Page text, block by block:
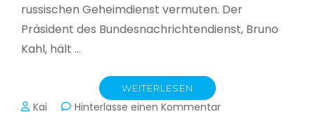
russischen Geheimdienst vermuten. Der
Präsident des Bundesnachrichtendienst, Bruno
Kahl, hält …
WEITERLESEN
Kai Hinterlasse einen Kommentarzu